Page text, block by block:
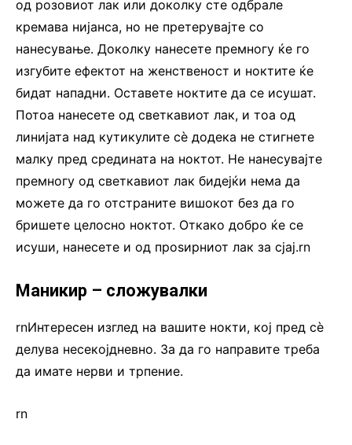
од розовиот лак или доколку сте одбрале
кремава нијанса, но не претерувајте со
нанесување. Доколку нанесете премногу ќе го
изгубите ефектот на женственост и ноктите ќе
бидат нападни. Оставете ноктите да се исушат.
Потоа нанесете од светкавиот лак, и тоа од
линијата над кутикулите сè додека не стигнете
малку пред средината на ноктот. Не нанесувајте
премногу од светкавиот лак бидејќи нема да
можете да го отстраните вишокот без да го
бришете целосно ноктот. Откако добро ќе се
исуши, нанесете и од проѕирниот лак за сјај.rn
Маникир – сложувалки
rnИнтересен изглед на вашите нокти, кој пред сè
делува несекојдневно. За да го направите треба
да имате нерви и трпение.
rn